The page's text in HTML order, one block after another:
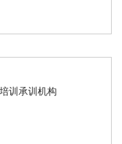
训承训机构